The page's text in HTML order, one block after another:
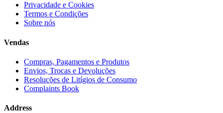
Privacidade e Cookies
Termos e Condições
Sobre nós
Vendas
Compras, Pagamentos e Produtos
Envios, Trocas e Devoluções
Resoluções de Litígios de Consumo
Complaints Book
Address